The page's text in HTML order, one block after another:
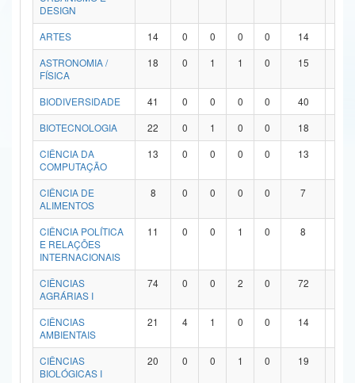
Secretaria de Governo
Advocacia-Geral da União
Banco Central do Brasil
DESIGN
ARTES 14 0 0 0 0 14
ASTRONOMIA /
FÍSICA
18 0 1 1 0 15
BIODIVERSIDADE 41 0 0 0 0 40
BIOTECNOLOGIA
22 0 1 0 0 18
CIÊNCIA DA
COMPUTAÇÃO
13 0 0 0 0 13
CIÊNCIA DE
ALIMENTOS
8 0 0 0 0 7
CIÊNCIA POLÍTICA
E RELAÇÕES
INTERNACIONAIS
11 0 0 1 0 8
CIÊNCIAS
AGRÁRIAS I
74 0 0 2 0 72
CIÊNCIAS
AMBIENTAIS
21 4 1 0 0 14
CIÊNCIAS
BIOLÓGICAS I
20 0 0 1 0 19